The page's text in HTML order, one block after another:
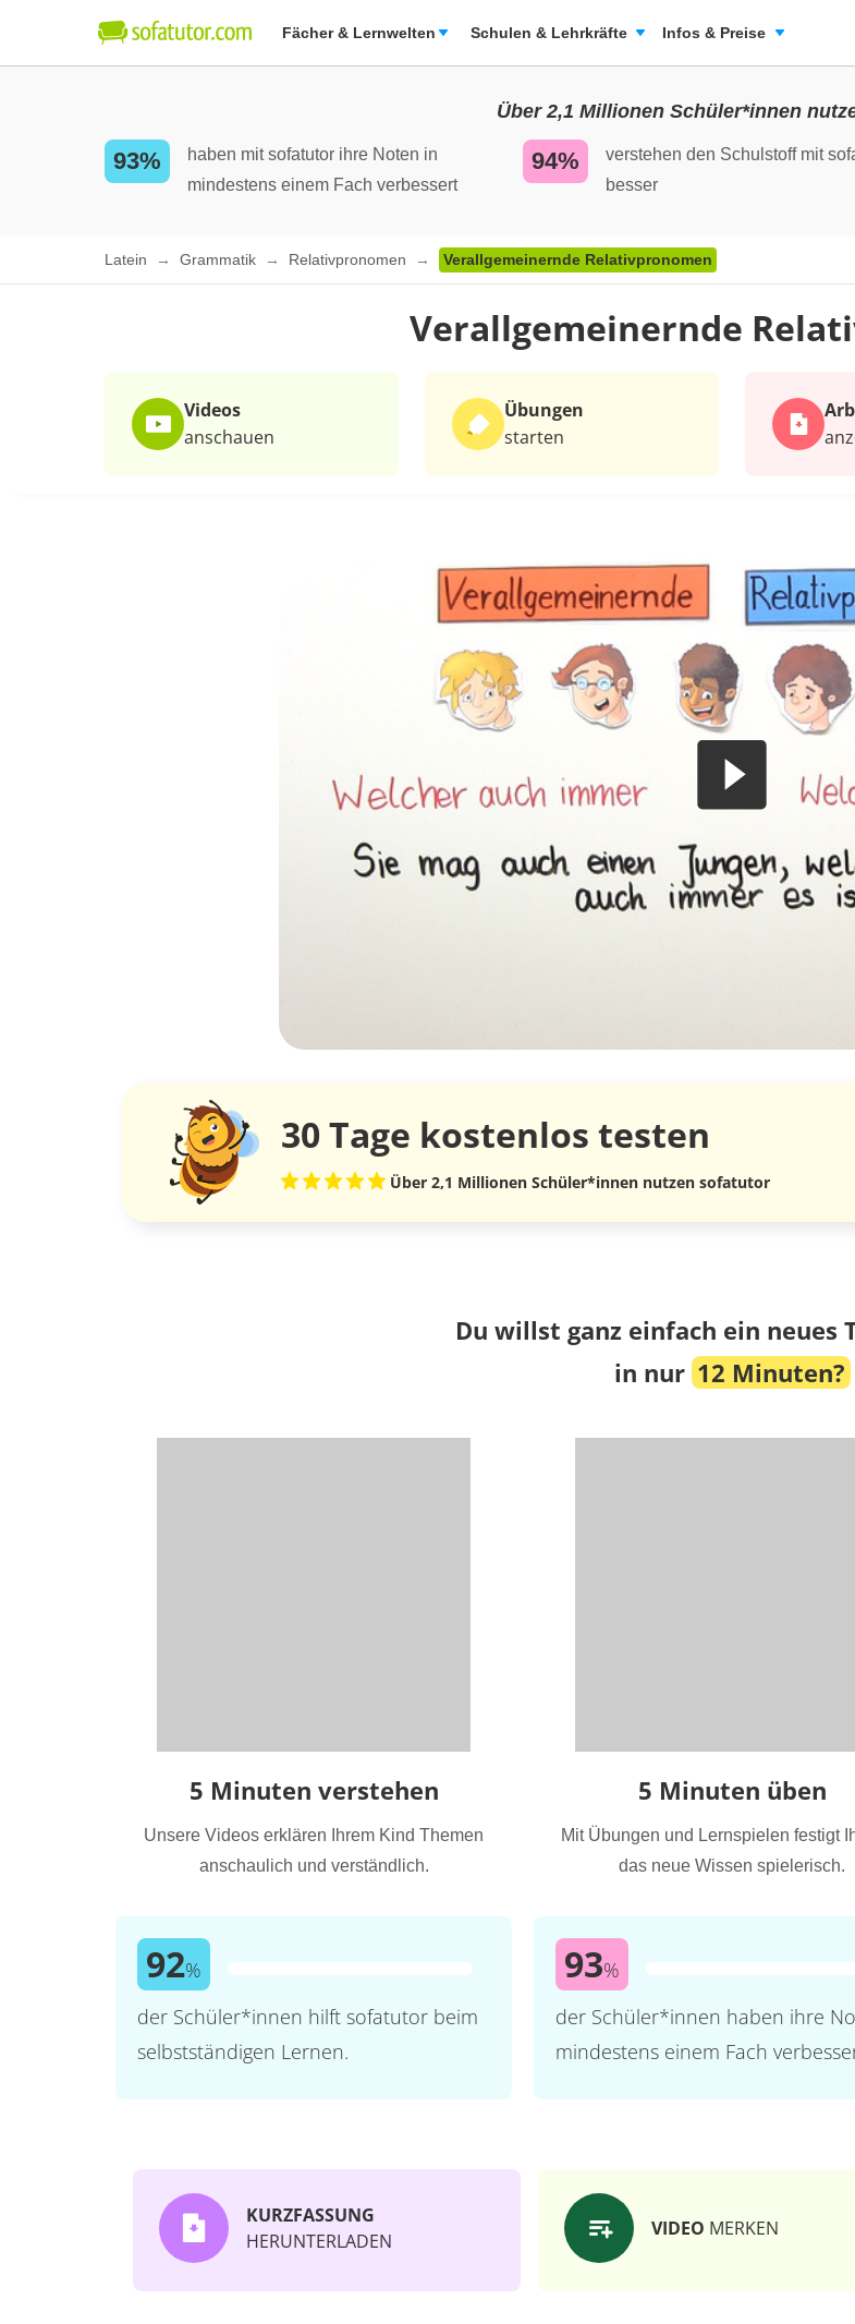
Fächer & Lernwelten Schulen & Lehrkräfte Infos & Preise
Über 2,1 Millionen Schüler*innen
93%
haben mit sofatutor ihre Noten in
mindestens einem Fach verbessert
94%
verstehen den Schulstoff mit
besser
Latein Grammatik Relativpronomen Verallgemeinernde Relativpronomen
Verallgemeinernde
Videos
anschauen
Übungen
starten
30 Tage kostenlos testen
Über 2,1 Millionen Schüler*innen nutzen sofatutor
Du willst ganz einfach ein neues
in nur 12 Minuten?
5 Minuten verstehen
Unsere Videos erklären Ihrem Kind Themen
anschaulich und verständlich.
92%
der Schüler*innen hilft sofatutor beim
selbstständigen Lernen.
5 Minuten üben
Mit Übungen und Lernspielen festigt
das neue Wissen spielerisch.
93%
der Schüler*innen haben ihre
mindestens einem Fach
KURZFASSUNG
HERUNTERLADEN
VIDEO MERKEN